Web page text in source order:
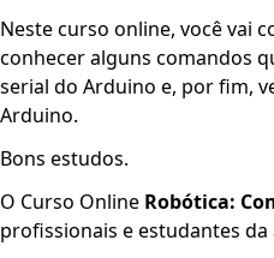
Neste curso online, você vai
conhecer alguns comandos
serial do Arduino e, por fim,
Arduino.
Bons estudos.
O Curso Online Robótica:
profissionais e estudantes